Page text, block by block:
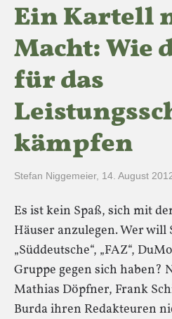
Ein Kartell
Macht: Wie
für das
kämpfen
Stefan Niggemeier, 14. August
Es ist kein Spaß, sich mit
Häuser anzulegen. Wer will
„Süddeutsche“, „FAZ“,
Gruppe gegen sich haben?
Mathias Döpfner, Frank
Burda ihren Redakteuren